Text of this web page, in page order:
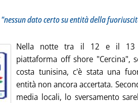
"nessun dato certo su entità della
Nella notte tra il 12 e il 13
piattaforma off shore "Cercina",
costa tunisina, c'è stata una
entità non ancora accertata.
media locali, lo sversamento